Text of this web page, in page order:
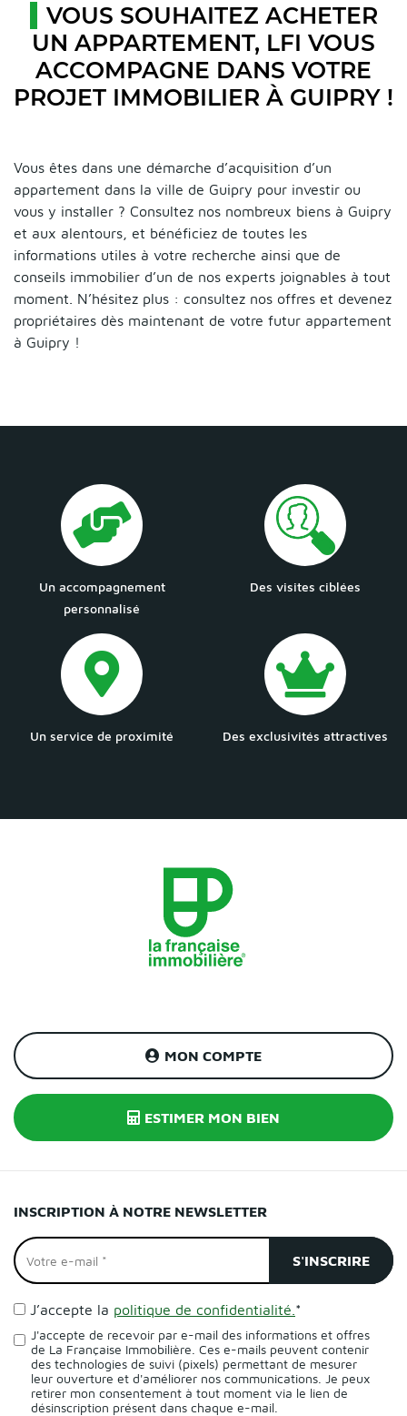
VOUS SOUHAITEZ ACHETER
UN APPARTEMENT, LFI VOUS
ACCOMPAGNE DANS VOTRE
PROJET IMMOBILIER À GUIPRY !
Vous êtes dans une démarche d’acquisition d’un
appartement dans la ville de Guipry pour investir ou
vous y installer ? Consultez nos nombreux biens à Guipry
et aux alentours, et bénéficiez de toutes les
informations utiles à votre recherche ainsi que de
conseils immobilier d’un de nos experts joignables à tout
moment. N’hésitez plus : consultez nos offres et devenez
propriétaires dès maintenant de votre futur appartement
à Guipry !
Un accompagnement
personnalisé
Des visites ciblées
Un service de proximité Des exclusivités attractives
MON COMPTE
ESTIMER MON BIEN
INSCRIPTION À NOTRE NEWSLETTER
J’accepte la politique de confidentialité. *
J'accepte de recevoir par e-mail des informations et offres
de La Française Immobilière. Ces e-mails peuvent contenir
des technologies de suivi (pixels) permettant de mesurer
leur ouverture et d'améliorer nos communications. Je peux
retirer mon consentement à tout moment via le lien de
désinscription présent dans chaque e-mail.